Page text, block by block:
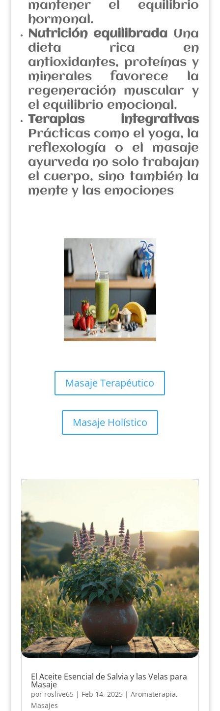
mantener el equilibrio
hormonal.
Nutrición equilibrada Una
dieta rica en
antioxidantes, proteínas y
minerales favorece la
regeneración muscular y
el equilibrio emocional.
Terapias integrativas
Prácticas como el yoga, la
reflexología o el masaje
ayurveda no solo trabajan
el cuerpo, sino también la
mente y las emociones
Masaje Terapéutico
Masaje Holístico
El Aceite Esencial de Salvia y las Velas para
Masaje
por roslive65| Feb 14, 2025| Aromaterapia,
Masajes